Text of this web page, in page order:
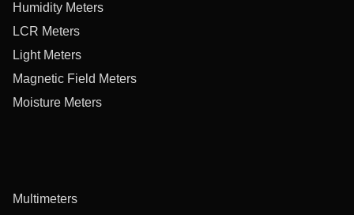
Humidity Meters
LCR Meters
Light Meters
Magnetic Field Meters
Moisture Meters
Multimeters